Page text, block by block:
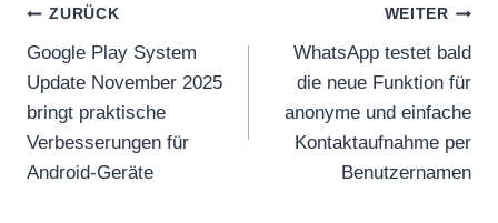
Beitragsnavigation
ZURÜCK
Google Play System
Update November 2025
bringt praktische
Verbesserungen für
Android-Geräte
WEITER
WhatsApp testet bald
die neue Funktion für
anonyme und einfache
Kontaktaufnahme per
Benutzernamen